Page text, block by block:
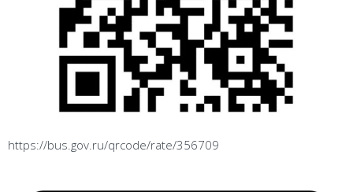
https://bus.gov.ru/qrcode/rate/356709